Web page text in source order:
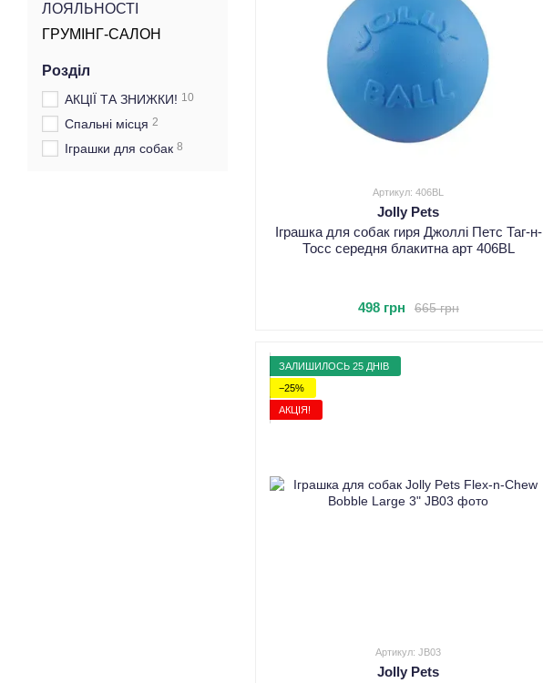
Артикул: 406BL
Jolly Pets
Іграшка для собак гиря Джоллі Петс Таг-н-
Тосс середня блакитна арт 406BL
665 грн
498 грн
ЗАЛИШИЛОСЬ 25 ДНІВ
−25%
АКЦІЯ!
Артикул: JB03
Jolly Pets
ЛОЯЛЬНОСТІ
ГРУМІНГ-САЛОН
Розділ
АКЦІЇ ТА ЗНИЖКИ! 10
Спальні місця 2
Іграшки для собак 8